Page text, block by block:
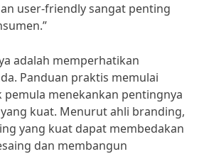
user-friendly sangat penting
adalah memperhatikan
Panduan praktis memulai
menekankan pentingnya
kuat. Menurut ahli branding,
yang kuat dapat membedakan
dan membangun